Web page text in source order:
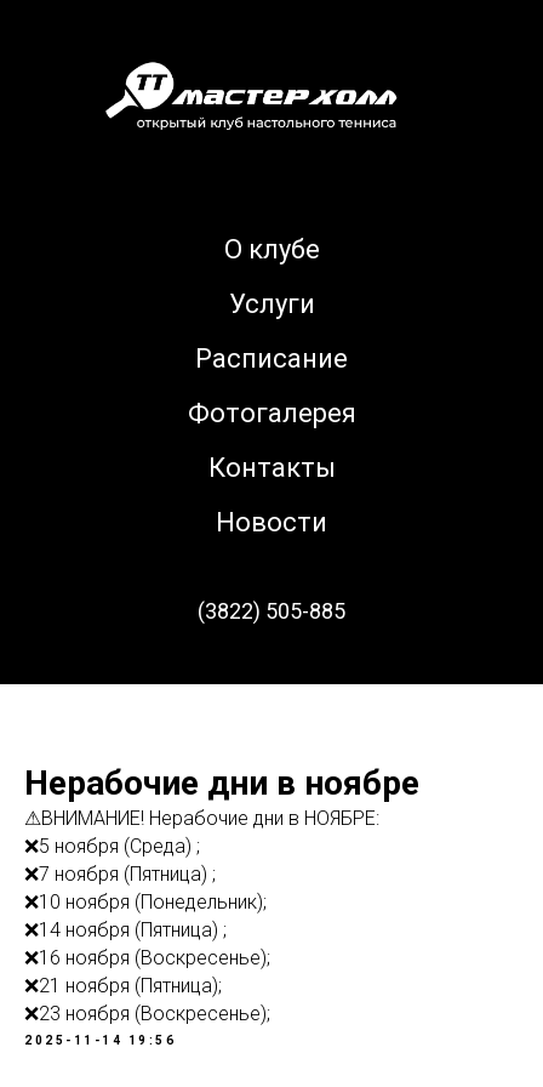
О клубе
Услуги
Расписание
Фотогалерея
Контакты
Новости
(3822) 505-885
Нерабочие дни в ноябре
⚠ВНИМАНИЕ! Нерабочие дни в НОЯБРЕ:
❌5 ноября (Среда) ;
❌7 ноября (Пятница) ;
❌10 ноября (Понедельник);
❌14 ноября (Пятница) ;
❌16 ноября (Воскресенье);
❌21 ноября (Пятница);
❌23 ноября (Воскресенье);
2025-11-14 19:56